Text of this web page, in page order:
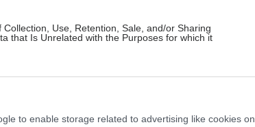
Collection, Use, Retention, Sale, and/or Sharing
that Is Unrelated with the Purposes for which it
to enable storage related to advertising like cookies on